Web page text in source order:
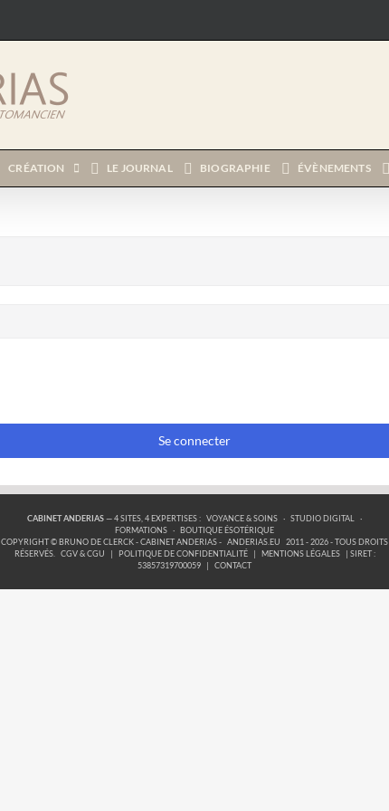
CRÉATION LE JOURNAL BIOGRAPHIE ÉVÈNEMENTS
Se connecter
CABINET ANDERIAS— 4 SITES, 4 EXPERTISES : VOYANCE & SOINS · STUDIO DIGITAL
·
FORMATIONS · BOUTIQUE ÉSOTÉRIQUE
COPYRIGHT © BRUNO DE CLERCK - CABINET ANDERIAS - ANDERIAS.EU
2011 - 2026 - TOUS DROITS
RÉSERVÉS.
CGV & CGU | POLITIQUE DE CONFIDENTIALITÉ | MENTIONS LÉGALES
| SIRET :
53857319700059
| CONTACT